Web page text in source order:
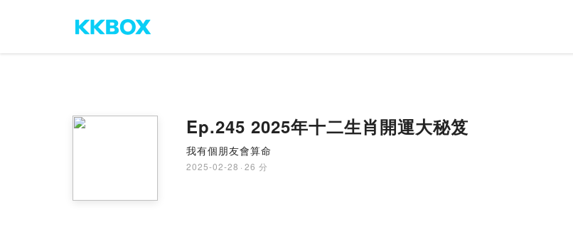
Ep.245 2025年十二生肖開運大秘笈
我有個朋友會算命
2025-02-28 · 26 分